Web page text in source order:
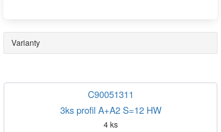
Varianty
C90051311
3ks profil A+A2 S=12 HW
4 ks